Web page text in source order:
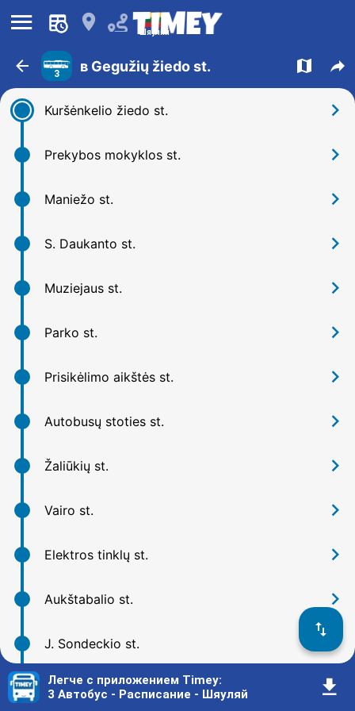
󰍜 󰍎 Шяуляй
󰁍 3 в Gegužių žiedo st. 󰍍 󰒖
Kuršėnkelio žiedo st. 󰅂
Prekybos mokyklos st. 󰅂
Maniežo st. 󰅂
S. Daukanto st. 󰅂
Muziejaus st. 󰅂
Parko st. 󰅂
Prisikėlimo aikštės st. 󰅂
Autobusų stoties st. 󰅂
Žaliūkių st. 󰅂
Vairo st. 󰅂
Elektros tinklų st. 󰅂
Aukštabalio st. 󰅂
J. Sondeckio st. 󰅂
V. Grinkevičiaus st. 󰅂
󰓢
Легче с приложением Timey:
3 Автобус - Расписание - Шяуляй
󰇚